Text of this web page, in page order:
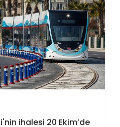
ihalesi 20 Ekim’de